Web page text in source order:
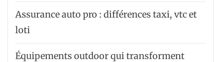
Assurance auto pro : différences taxi, vtc et
loti
Équipements outdoor qui transforment